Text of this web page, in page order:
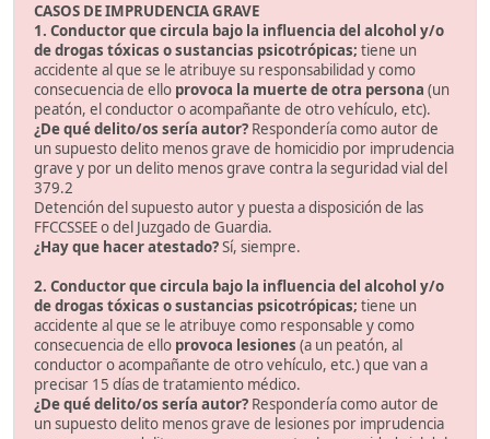
CASOS DE IMPRUDENCIA GRAVE
1. Conductor que circula bajo la influencia del alcohol y/o
de drogas tóxicas o sustancias psicotrópicas; tiene un
accidente al que se le atribuye su responsabilidad y como
consecuencia de ello provoca la muerte de otra persona (un
peatón, el conductor o acompañante de otro vehículo, etc).
¿De qué delito/os sería autor? Respondería como autor de
un supuesto delito menos grave de homicidio por imprudencia
grave y por un delito menos grave contra la seguridad vial del
379.2
Detención del supuesto autor y puesta a disposición de las
FFCCSSEE o del Juzgado de Guardia.
¿Hay que hacer atestado?Sí, siempre.
2. Conductor que circula bajo la influencia del alcohol y/o
de drogas tóxicas o sustancias psicotrópicas; tiene un
accidente al que se le atribuye como responsable y como
consecuencia de ello provoca lesiones (a un peatón, al
conductor o acompañante de otro vehículo, etc.) que van a
precisar 15 días de tratamiento médico.
¿De qué delito/os sería autor? Respondería como autor de
un supuesto delito menos grave de lesiones por imprudencia